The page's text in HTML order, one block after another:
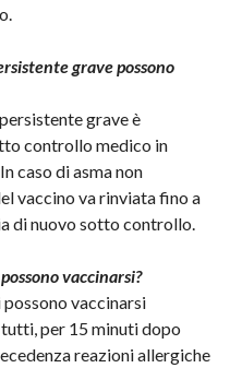
grave possono
grave è
controllo medico in
caso di asma non
vaccino va rinviata fino a
di nuovo sotto controllo.
vaccinarsi?
vaccinarsi
per 15 minuti dopo
reazioni allergiche